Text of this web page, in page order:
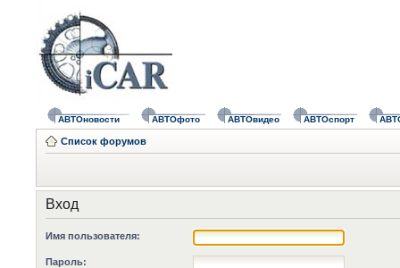
АВТОновости АВТОфото АВТОвидео АВТОспорт
Список форумов
Вход
Имя пользователя:
Пароль: